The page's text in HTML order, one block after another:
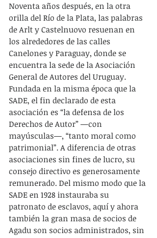
Noventa años después, en la otra
orilla del Río de la Plata, las palabras
de Arlt y Castelnuovo resuenan en
los alrededores de las calles
Canelones y Paraguay, donde se
encuentra la sede de la Asociación
General de Autores del Uruguay.
Fundada en la misma época que la
SADE, el fin declarado de esta
asociación es “la defensa de los
Derechos de Autor” —con
mayúsculas—, “tanto moral como
patrimonial”. A diferencia de otras
asociaciones sin fines de lucro, su
consejo directivo es generosamente
remunerado. Del mismo modo que la
SADE en 1928 instauraba su
patronato de esclavos, aquí y ahora
también la gran masa de socios de
Agadu son socios administrados, sin